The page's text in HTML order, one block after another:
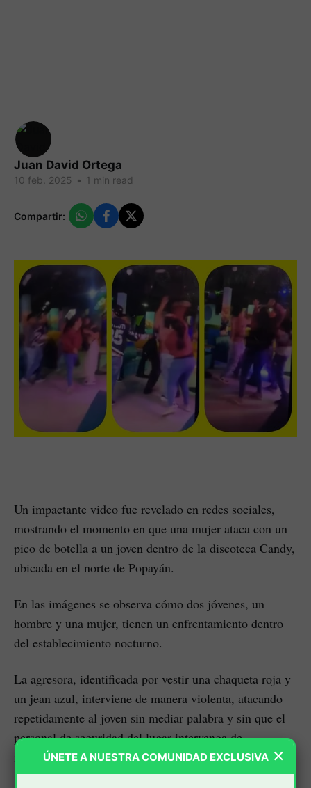
Juan David Ortega
10 feb. 2025 • 1 min read
Compartir:
Un impactante video fue revelado en redes sociales,
mostrando el momento en que una mujer ataca con un
pico de botella a un joven dentro de la discoteca Candy,
ubicada en el norte de Popayán.
En las imágenes se observa cómo dos jóvenes, un
hombre y una mujer, tienen un enfrentamiento dentro
del establecimiento nocturno.
La agresora, identificada por vestir una chaqueta roja y
un jean azul, interviene de manera violenta, atacando
repetidamente al joven sin mediar palabra y sin que el
personal de seguridad del lugar intervenga de
inmediato.
×
ÚNETE A NUESTRA COMUNIDAD EXCLUSIVA